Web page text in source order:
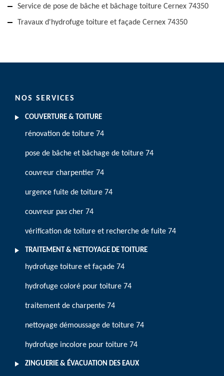
Service de pose de bâche et bâchage toiture Cernex 74350
Travaux d'hydrofuge toiture et façade Cernex 74350
NOS SERVICES
COUVERTURE & TOITURE
rénovation de toiture 74
pose de bâche et bâchage de toiture 74
couvreur charpentier 74
urgence fuite de toiture 74
couvreur pas cher 74
vérification de toiture et recherche de fuite 74
TRAITEMENT & NETTOYAGE DE TOITURE
hydrofuge toiture et façade 74
hydrofuge coloré pour toiture 74
traitement de charpente 74
nettoyage démoussage de toiture 74
hydrofuge incolore pour toiture 74
ZINGUERIE & ÉVACUATION DES EAUX